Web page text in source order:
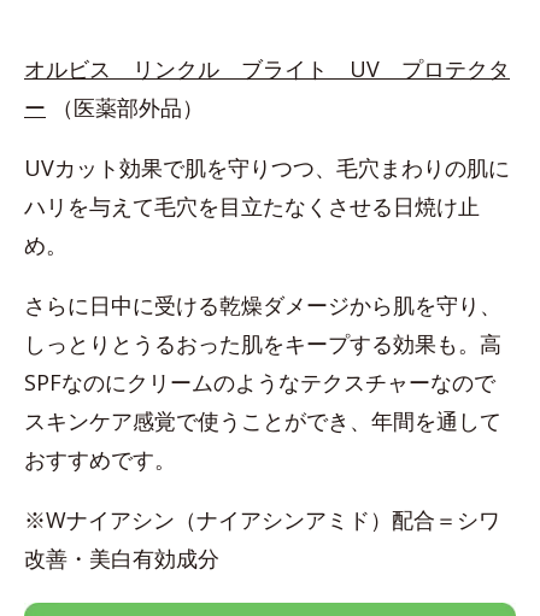
オルビス リンクル ブライト UV プロテクタ
ー （医薬部外品）
UVカット効果で肌を守りつつ、毛穴まわりの肌に
ハリを与えて毛穴を目立たなくさせる日焼け止
め。
さらに日中に受ける乾燥ダメージから肌を守り、
しっとりとうるおった肌をキープする効果も。高
SPFなのにクリームのようなテクスチャーなので
スキンケア感覚で使うことができ、年間を通して
おすすめです。
※Wナイアシン（ナイアシンアミド）配合＝シワ
改善・美白有効成分